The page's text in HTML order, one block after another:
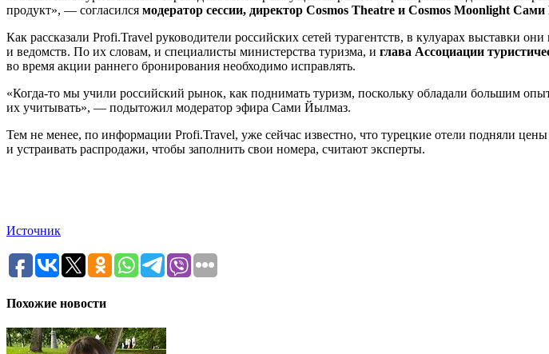
продукт», — согласился модератор сессии, директор Cosmos Theatre и Cosmos Moonlight
Как рассказали Profi.Travel руководители российских сетей турагентств, в кулуарах выставки
и ведомств. По их словам, и специалисты министерства туризма, и глава Ассоциации
во время акции раннего бронирования необходимо исправлять.
«Когда-то мы учили российский рынок, как поднимать туризм, поскольку обладали большим
их учитывать», — подытожил модератор эфира Сами Йылмаз.
Тем не менее, по информации Profi.Travel, уже сейчас известно, что турецкие отели подняли
и устраивать распродажи, чтобы заполнить свои номера, считают эксперты.
Источник
Похожие новости